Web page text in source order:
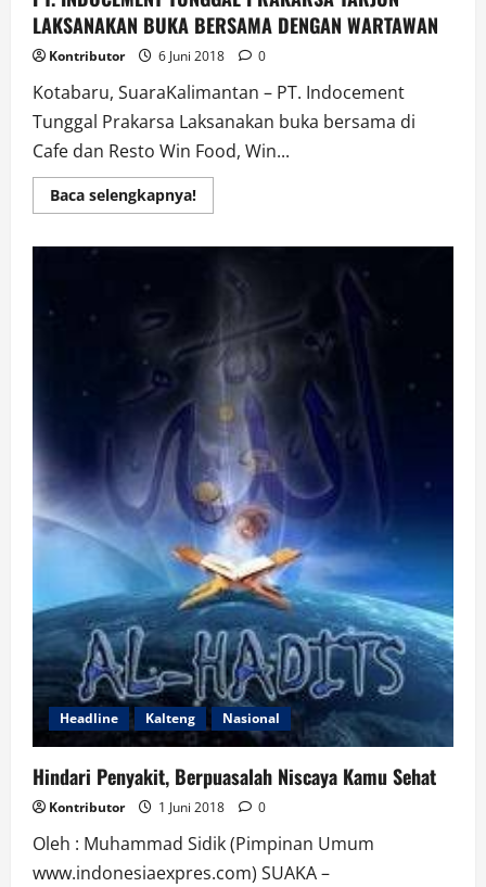
LAKSANAKAN BUKA BERSAMA DENGAN WARTAWAN
Kontributor 6 Juni 2018 0
Kotabaru, SuaraKalimantan – PT. Indocement
Tunggal Prakarsa Laksanakan buka bersama di
Cafe dan Resto Win Food, Win...
Baca selengkapnya!Read
more
PRAKARSA
TARJUN
BUKA
BERSAMA
DENGAN
WARTAWAN
Headline Kalteng Nasional
Hindari Penyakit, Berpuasalah Niscaya Kamu Sehat
Kontributor 1 Juni 2018 0
Oleh : Muhammad Sidik (Pimpinan Umum
www.indonesiaexpres.com) SUAKA –